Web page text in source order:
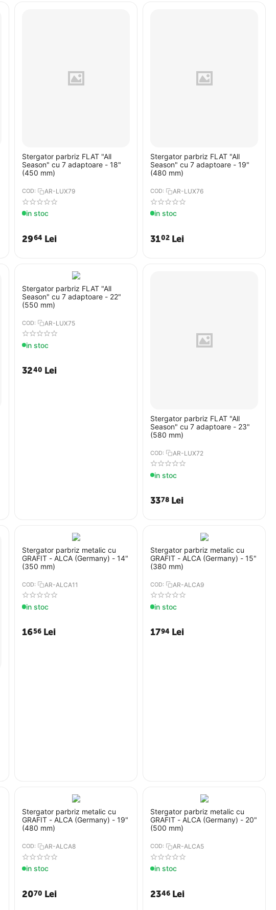
Stergator parbriz FLAT "All
Season" cu 7 adaptoare - 18"
(450 mm)
COD: AR-LUX79
in stoc
2964 Lei
Stergator parbriz FLAT "All
Season" cu 7 adaptoare - 19"
(480 mm)
COD: AR-LUX76
in stoc
3102 Lei
Stergator parbriz FLAT "All
Season" cu 7 adaptoare - 22"
(550 mm)
COD: AR-LUX75
in stoc
3240 Lei
Stergator parbriz FLAT "All
Season" cu 7 adaptoare - 23"
(580 mm)
COD: AR-LUX72
in stoc
3378 Lei
Stergator parbriz metalic cu
GRAFIT - ALCA (Germany) - 14"
(350 mm)
COD: AR-ALCA11
in stoc
1656 Lei
Stergator parbriz metalic cu
GRAFIT - ALCA (Germany) - 15"
(380 mm)
COD: AR-ALCA9
in stoc
1794 Lei
Stergator parbriz metalic cu
GRAFIT - ALCA (Germany) - 19"
(480 mm)
COD: AR-ALCA8
in stoc
2070 Lei
Stergator parbriz metalic cu
GRAFIT - ALCA (Germany) - 20"
(500 mm)
COD: AR-ALCA5
in stoc
2346 Lei